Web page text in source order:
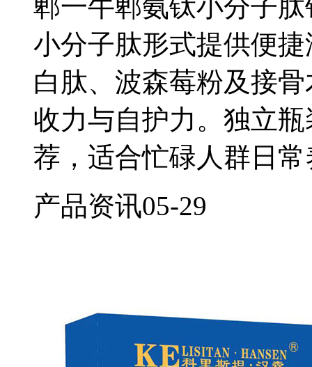
郫一牛郫氨钛小分子
小分子肽形式提供便
白肽、波森莓粉及接
收力与自护力。独立
荐，适合忙碌人群日
产品资讯05-29